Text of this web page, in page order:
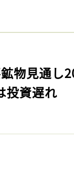
鉱物見通
投資遅れ